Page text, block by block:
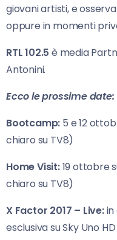
giovani artisti, e
oppure in momenti
RTL 102.5 è media
Antonini.
Ecco le prossime date:
Bootcamp: 5 e 12
chiaro su TV8)
Home Visit:19 ottobre
chiaro su TV8)
X Factor 2017 – Live:
esclusiva su Sky Uno HD